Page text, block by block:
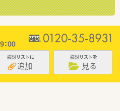
検討リストに
追加
検討リストを
見る